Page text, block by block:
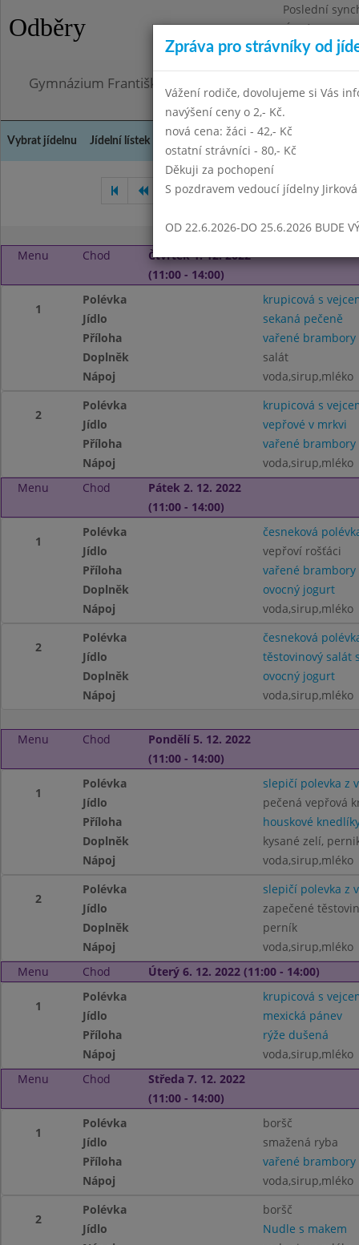
Odběry
Poslední
Úterý
Omezení
Gymnázium Františka Palackého, Neratovice,
Vybrat jídelnu Jídelní lístek
Říjen 2022 Listopad 2022
Menu Chod
Čtvrtek 1. 12. 2022
(11:00 - 14:00)
1
Polévka
krupicová s
Jídlo
sekaná pečeně
Příloha
vařené brambory
Doplněk
salát
Nápoj
voda,sirup,mléko
2
Polévka
krupicová s
Jídlo
vepřové v mrkvi
Příloha
vařené brambory
Nápoj
voda,sirup,mléko
Menu
Chod
Pátek 2. 12. 2022
(11:00 - 14:00)
1
Polévka
česneková
Jídlo
vepřoví rošťáci
Příloha
vařené brambory
Doplněk
ovocný jogurt
Nápoj
voda,sirup,mléko
2
Polévka
česneková
Jídlo
těstovinový salát
Doplněk
ovocný jogurt
Nápoj
voda,sirup,mléko
Menu Chod
Pondělí 5. 12. 2022
(11:00 - 14:00)
1
Polévka
slepičí polevka z
Jídlo
pečená vepřová
Příloha
houskové
Doplněk
kysané zelí,
Nápoj
voda,sirup,mléko
2
Polévka
slepičí polevka z
Jídlo
zapečené
Doplněk
perník
Nápoj
voda,sirup,mléko
Menu
Chod Úterý 6. 12. 2022 (11:00 - 14:00)
1
Polévka
krupicová s
Jídlo
mexická pánev
Příloha
rýže dušená
Nápoj
voda,sirup,mléko
Menu
Chod
Středa 7. 12. 2022
(11:00 - 14:00)
1
Polévka
boršč
Jídlo
smažená ryba
Příloha
vařené brambory
Nápoj
voda,sirup,mléko
2
Polévka
boršč
Jídlo
Nudle s makem
Zpráva pro strávníky od
Vážení rodiče, dovolujeme si Vás
navýšení ceny o 2,- Kč.
nová cena: žáci - 42,- Kč
ostatní strávníci - 80,- Kč
Děkuji za pochopení
S pozdravem vedoucí jídelny Jirková
OD 22.6.2026-DO 25.6.2026 BUDE